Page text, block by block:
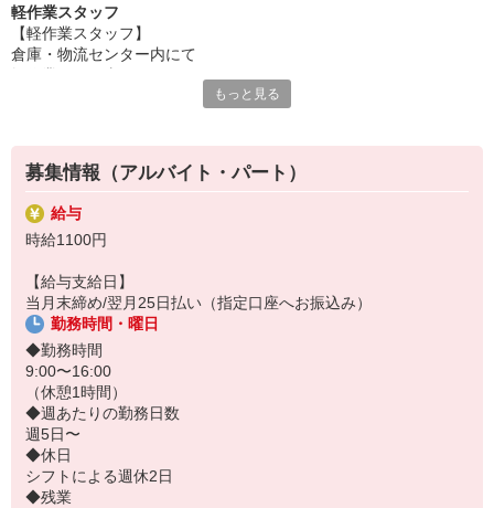
男女問わず活躍中の職場です◎
経験や性別に関わらず、幅広いスタッフが働いています。
いろんな人たちと協力して作業を進めていくので、チームワーク
少しでも興味があれば、気軽にお問い合わせくださいね！
軽作業スタッフ
【軽作業スタッフ】
倉庫・物流センター内にて
■倉庫内の清掃 など
工場で製造されたコカ・コーラ社製品を
各営業所に送るための仕分け作業になります。
倉庫勤務は初めてで不安…
という方もご安心ください！
しっかりした研修＆先輩が
丁寧に教えてくれるので
安心して働ける環境です。
もっと見る
募集情報（アルバイト・パート）
給与
時給1100円
【給与支給日】
当月末締め/翌月25日払い（指定口座へお振込み）
勤務時間・曜日
◆勤務時間
9:00〜16:00
（休憩1時間）
◆週あたりの勤務日数
週5日〜
◆休日
シフトによる週休2日
◆残業